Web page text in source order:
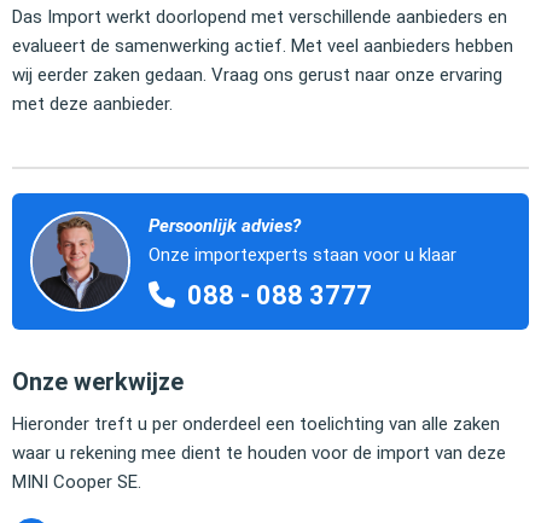
Das Import werkt doorlopend met verschillende aanbieders en
evalueert de samenwerking actief. Met veel aanbieders hebben
wij eerder zaken gedaan. Vraag ons gerust naar onze ervaring
met deze aanbieder.
Persoonlijk advies?
Onze importexperts staan voor u klaar
088 - 088 3777
Onze werkwijze
Hieronder treft u per onderdeel een toelichting van alle zaken
waar u rekening mee dient te houden voor de import van deze
MINI Cooper SE.